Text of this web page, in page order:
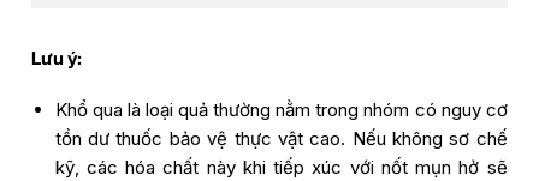
Lưu ý:
Khổ qua là loại quả thường nằm trong nhóm có nguy cơ
tồn dư thuốc bảo vệ thực vật cao. Nếu không sơ chế
kỹ, các hóa chất này khi tiếp xúc với nốt mụn hở sẽ